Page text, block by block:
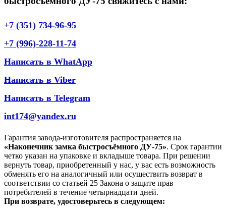
+7 (351) 734-96-95
+7 (996)-228-11-74
Написать в WhatApp
Написать в Viber
Написать в Telegram
int174@yandex.ru
Гарантия завода-изготовителя распространяется на
«Наконечник замка быстросъёмного ДУ-75». Срок гарантии
четко указан на упаковке и вкладыше товара. При решении
вернуть товар, приобретенный у нас, у вас есть возможность
обменять его на аналогичный или осуществить возврат в
соответствии со статьей 25 Закона о защите прав
потребителей в течение четырнадцати дней.
При возврате, удостоверьтесь в следующем: